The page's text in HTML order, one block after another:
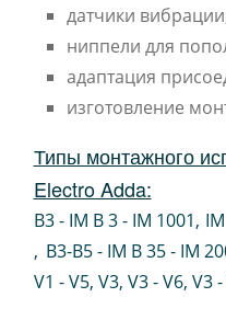
датчики
ниппели для
адаптация
изготовление
Типы монтажного
Electro Adda:
B3 - IM B 3 - IM 1001,
, B3-B5 - IM B 35 - IM
V1 - V5, V3, V3 - V6, V3